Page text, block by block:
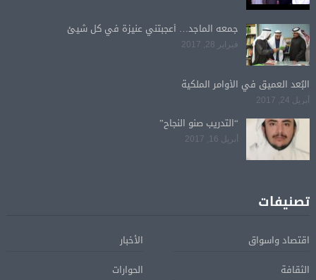
جمعه الماجد… أعجبتني عنيزة في كل شيئ
فبراير 28, 2017
البُعد العميق في الأوامر الملكية
أبريل 24, 2017
“التدريب صنو النجاح”
أبريل 16, 2017
تصنيفات
اقتصاد واسواق
الأخبار
الثقافة
الحوارات